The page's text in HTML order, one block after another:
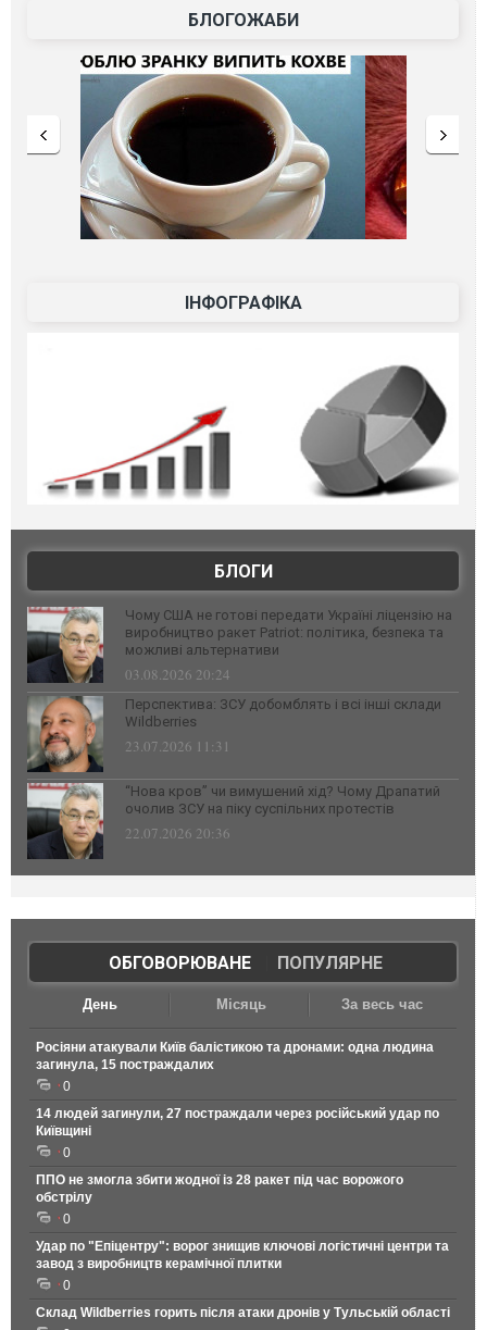
БЛОГОЖАБИ
ІНФОГРАФІКА
БЛОГИ
Чому США не готові передати Україні ліцензію на
виробництво ракет Patriot: політика, безпека та
можливі альтернативи
03.08.2026 20:24
Перспектива: ЗСУ добомблять і всі інші склади
Wildberries
23.07.2026 11:31
“Нова кров” чи вимушений хід? Чому Драпатий
очолив ЗСУ на піку суспільних протестів
22.07.2026 20:36
ОБГОВОРЮВАНЕ| ПОПУЛЯРНЕ
День Місяць За весь час
Росіяни атакували Київ балістикою та дронами: одна людина
загинула, 15 постраждалих
0
14 людей загинули, 27 постраждали через російський удар по
Київщині
0
ППО не змогла збити жодної із 28 ракет під час ворожого
обстрілу
0
Удар по "Епіцентру": ворог знищив ключові логістичні центри та
завод з виробництв керамічної плитки
0
Склад Wildberries горить після атаки дронів у Тульській області